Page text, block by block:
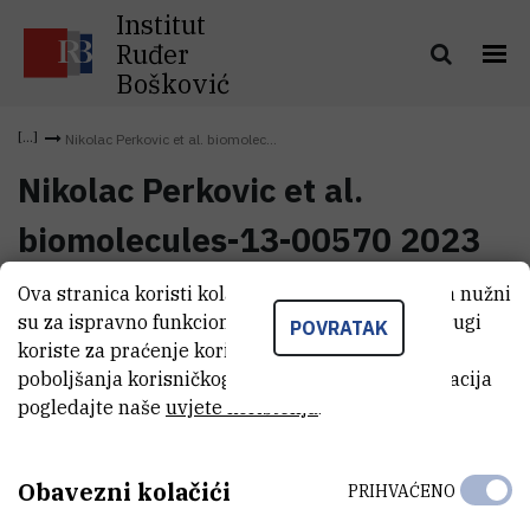
Institut
Ruđer
Bošković
Nikolac Perkovic et al. biomolec...
Nikolac Perkovic et al.
biomolecules-13-00570 2023
Nikolac Perkovic et al.
biomolecules-13-00570 2023
(834,7 kB)
POVRATAK
Ova stranica koristi kolačiće. Neki od tih kolačića nužni
su za ispravno funkcioniranje stranice, dok se drugi
koriste za praćenje korištenja stranice radi
poboljšanja korisničkog iskustva. Za više informacija
pogledajte naše uvjete korištenja.
Obavezni kolačići PRIHVAĆENO